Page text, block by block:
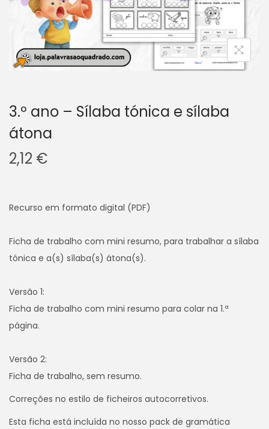
g
o
e
3.º ano – Sílaba tónica e sílaba
átona
2,12 €
Recurso em formato digital (PDF)
Ficha de trabalho com mini resumo, para trabalhar a sílaba
tónica e a(s) sílaba(s) átona(s).
Versão 1:
Ficha de trabalho com mini resumo para colar na 1.ª
página.
Versão 2:
Ficha de trabalho, sem resumo.
Correções no estilo de ficheiros autocorretivos.
Esta ficha está incluída no nosso pack de gramática